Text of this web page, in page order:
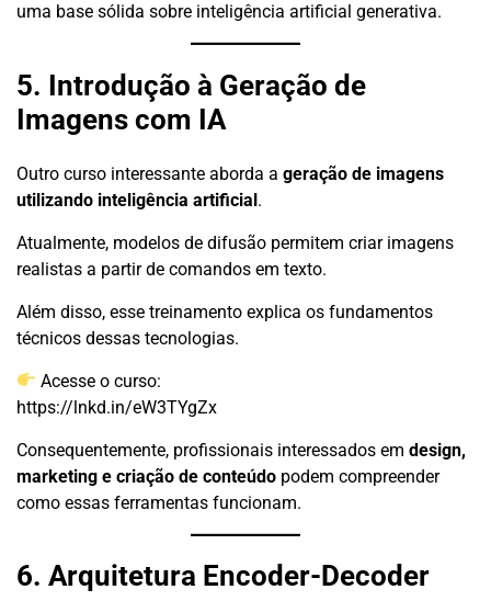
uma base sólida sobre inteligência artificial generativa.
5. Introdução à Geração de
Imagens com IA
Outro curso interessante aborda a geração de imagens
utilizando inteligência artificial.
Atualmente, modelos de difusão permitem criar imagens
realistas a partir de comandos em texto.
Além disso, esse treinamento explica os fundamentos
técnicos dessas tecnologias.
Acesse o curso:
https://lnkd.in/eW3TYgZx
Consequentemente, profissionais interessados em design,
marketing e criação de conteúdo podem compreender
como essas ferramentas funcionam.
6. Arquitetura Encoder-Decoder